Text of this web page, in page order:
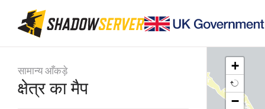
सामान्य आँकड़े
क्षेत्र का मैप
+
−